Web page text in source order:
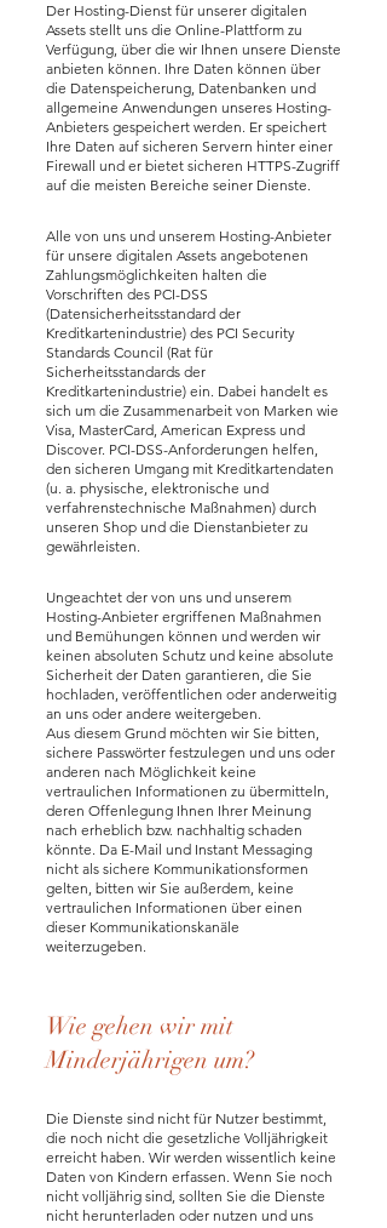
Der Hosting-Dienst für unserer digitalen
Assets stellt uns die Online-Plattform zu
Verfügung, über die wir Ihnen unsere Dienste
anbieten können. Ihre Daten können über
die Datenspeicherung, Datenbanken und
allgemeine Anwendungen unseres Hosting-
Anbieters gespeichert werden. Er speichert
Ihre Daten auf sicheren Servern hinter einer
Firewall und er bietet sicheren HTTPS-Zugriff
auf die meisten Bereiche seiner Dienste.
Alle von uns und unserem Hosting-Anbieter
für unsere digitalen Assets angebotenen
Zahlungsmöglichkeiten halten die
Vorschriften des PCI-DSS
(Datensicherheitsstandard der
Kreditkartenindustrie) des PCI Security
Standards Council (Rat für
Sicherheitsstandards der
Kreditkartenindustrie) ein. Dabei handelt es
sich um die Zusammenarbeit von Marken wie
Visa, MasterCard, American Express und
Discover. PCI-DSS-Anforderungen helfen,
den sicheren Umgang mit Kreditkartendaten
(u. a. physische, elektronische und
verfahrenstechnische Maßnahmen) durch
unseren Shop und die Dienstanbieter zu
gewährleisten.
Ungeachtet der von uns und unserem
Hosting-Anbieter ergriffenen Maßnahmen
und Bemühungen können und werden wir
keinen absoluten Schutz und keine absolute
Sicherheit der Daten garantieren, die Sie
hochladen, veröffentlichen oder anderweitig
an uns oder andere weitergeben.
Aus diesem Grund möchten wir Sie bitten,
sichere Passwörter festzulegen und uns oder
anderen nach Möglichkeit keine
vertraulichen Informationen zu übermitteln,
deren Offenlegung Ihnen Ihrer Meinung
nach erheblich bzw. nachhaltig schaden
könnte. Da E-Mail und Instant Messaging
nicht als sichere Kommunikationsformen
gelten, bitten wir Sie außerdem, keine
vertraulichen Informationen über einen
dieser Kommunikationskanäle
weiterzugeben.
Wie gehen wir mit
Minderjährigen um?
Die Dienste sind nicht für Nutzer bestimmt,
die noch nicht die gesetzliche Volljährigkeit
erreicht haben. Wir werden wissentlich keine
Daten von Kindern erfassen. Wenn Sie noch
nicht volljährig sind, sollten Sie die Dienste
nicht herunterladen oder nutzen und uns